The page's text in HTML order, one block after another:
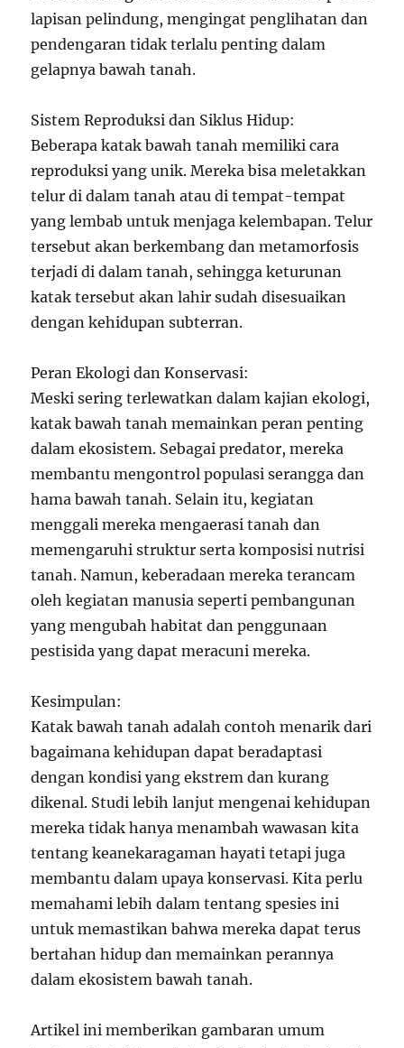
lapisan pelindung, mengingat penglihatan dan
pendengaran tidak terlalu penting dalam
gelapnya bawah tanah.
Sistem Reproduksi dan Siklus Hidup:
Beberapa katak bawah tanah memiliki cara
reproduksi yang unik. Mereka bisa meletakkan
telur di dalam tanah atau di tempat-tempat
yang lembab untuk menjaga kelembapan. Telur
tersebut akan berkembang dan metamorfosis
terjadi di dalam tanah, sehingga keturunan
katak tersebut akan lahir sudah disesuaikan
dengan kehidupan subterran.
Peran Ekologi dan Konservasi:
Meski sering terlewatkan dalam kajian ekologi,
katak bawah tanah memainkan peran penting
dalam ekosistem. Sebagai predator, mereka
membantu mengontrol populasi serangga dan
hama bawah tanah. Selain itu, kegiatan
menggali mereka mengaerasi tanah dan
memengaruhi struktur serta komposisi nutrisi
tanah. Namun, keberadaan mereka terancam
oleh kegiatan manusia seperti pembangunan
yang mengubah habitat dan penggunaan
pestisida yang dapat meracuni mereka.
Kesimpulan:
Katak bawah tanah adalah contoh menarik dari
bagaimana kehidupan dapat beradaptasi
dengan kondisi yang ekstrem dan kurang
dikenal. Studi lebih lanjut mengenai kehidupan
mereka tidak hanya menambah wawasan kita
tentang keanekaragaman hayati tetapi juga
membantu dalam upaya konservasi. Kita perlu
memahami lebih dalam tentang spesies ini
untuk memastikan bahwa mereka dapat terus
bertahan hidup dan memainkan perannya
dalam ekosistem bawah tanah.
Artikel ini memberikan gambaran umum